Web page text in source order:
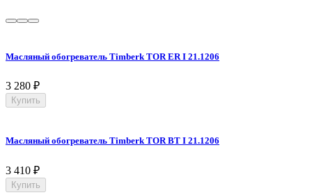
Масляный обогреватель Timberk TOR ER I 21.1206
3 280 ₽
Купить
Масляный обогреватель Timberk TOR BT I 21.1206
3 410 ₽
Купить